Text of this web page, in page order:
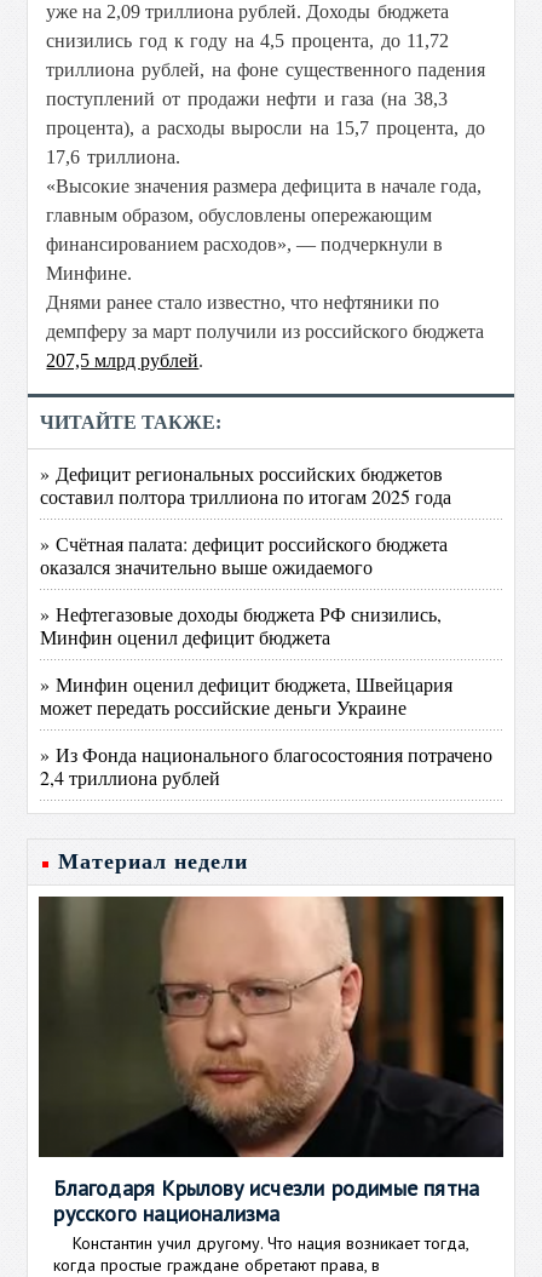
уже на 2,09 триллиона рублей. Доходы бюджета
снизились год к году на 4,5 процента, до 11,72
триллиона рублей, на фоне существенного падения
поступлений от продажи нефти и газа (на 38,3
процента), а расходы выросли на 15,7 процента, до
17,6 триллиона.
«Высокие значения размера дефицита в начале года,
главным образом, обусловлены опережающим
финансированием расходов», — подчеркнули в
Минфине.
Днями ранее стало известно, что нефтяники по
демпферу за март получили из российского бюджета
207,5 млрд рублей.
ЧИТАЙТЕ ТАКЖЕ:
» Дефицит региональных российских бюджетов
составил полтора триллиона по итогам 2025 года
» Счётная палата: дефицит российского бюджета
оказался значительно выше ожидаемого
» Нефтегазовые доходы бюджета РФ снизились,
Минфин оценил дефицит бюджета
» Минфин оценил дефицит бюджета, Швейцария
может передать российские деньги Украине
» Из Фонда национального благосостояния потрачено
2,4 триллиона рублей
Материал недели
Благодаря Крылову исчезли родимые пятна
русского национализма
Константин учил другому. Что нация возникает тогда,
когда простые граждане обретают права, в